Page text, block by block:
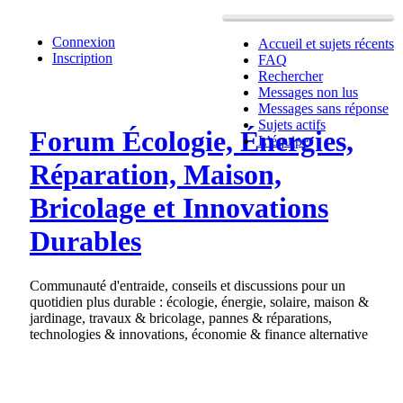
Accueil et sujets récents
FAQ
Rechercher
Messages non lus
Messages sans réponse
Sujets actifs
L’équipe
Connexion
Inscription
Forum Écologie, Énergies,
Réparation, Maison,
Bricolage et Innovations
Durables
Communauté d'entraide, conseils et discussions pour un
quotidien plus durable : écologie, énergie, solaire, maison &
jardinage, travaux & bricolage, pannes & réparations,
technologies & innovations, économie & finance alternative